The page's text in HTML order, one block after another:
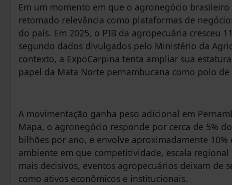
Em um momento em que o agronegócio
retomado relevância como plataformas de
do país. Em 2025, o PIB da agropecuária cresceu
segundo dados divulgados pelo Ministério da
contexto, a ExpoCarpina tenta ampliar sua
papel da Mata Norte pernambucana como polo de
A movimentação ganha peso adicional em
Mapa, o agronegócio responde por cerca de 5%
bilhões por ano, e envolve aproximadamente
ambiente em que competitividade, escala
mais decisivos, eventos agropecuários deixam de
como ativos econômicos e institucionais.